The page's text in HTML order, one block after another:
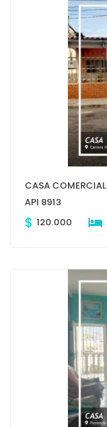
CASA COMERCIAL
API 8913
$ 120.000